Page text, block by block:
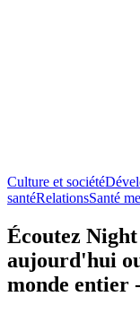
Culture et société
santéRelationsSanté
Écoutez Night
aujourd'hui
monde entier